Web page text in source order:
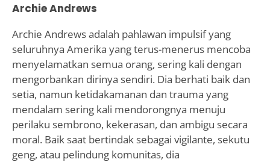
Archie Andrews
Archie Andrews adalah pahlawan impulsif yang
seluruhnya Amerika yang terus-menerus mencoba
menyelamatkan semua orang, sering kali dengan
mengorbankan dirinya sendiri. Dia berhati baik dan
setia, namun ketidakamanan dan trauma yang
mendalam sering kali mendorongnya menuju
perilaku sembrono, kekerasan, dan ambigu secara
moral. Baik saat bertindak sebagai vigilante, sekutu
geng, atau pelindung komunitas, dia